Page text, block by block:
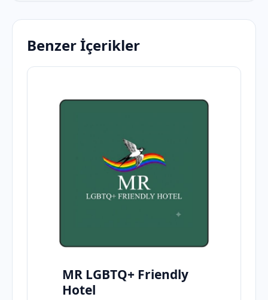
Benzer İçerikler
MR LGBTQ+ Friendly
Hotel